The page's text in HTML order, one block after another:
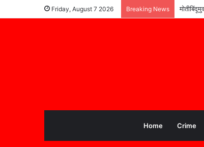
Friday, August 7 2026 Breaking News पूरग्रस्त
Home Crime